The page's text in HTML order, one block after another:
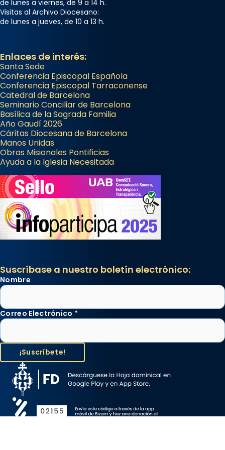
de lunes a viernes, de 9 a 14 h.
Visitas al Archivo Diocesano:
de lunes a jueves, de 10 a 13 h.
Enlaces de interés:
Santa Sede
Conferencia Episcopal Española
Conferencia Episcopal Tarraconense
Catedral de Barcelona
Seminario Conciliar de Barcelona
Basílica de la Sagrada Familia
Año Gaudí 2026
Cáritas Diocesana de Barcelona
Manos Unidas
Obras Misionales Pontificias
Ayuda a la Iglesia Necesitada
Suscríbase a nuestro boletín electrónico:
Nombre
Correo Electrónico *